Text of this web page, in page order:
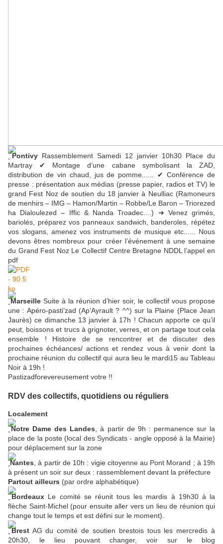
Pontivy Rassemblement Samedi 12 janvier 10h30 Place du
Martray ✔ Montage d’une cabane symbolisant la ZAD,
distribution de vin chaud, jus de pomme...... ✔ Conférence de
presse : présentation aux médias (presse papier, radios et TV) le
grand Fest Noz de soutien du 18 janvier à Neulliac (Ramoneurs
de menhirs – IMG – Hamon/Martin – Robbe/Le Baron – Triorezed
ha Dialoulezed – Iffic & Nanda Troadec....) ➔ Venez grimés,
bariolés, préparez vos panneaux sandwich, banderoles, répétez
vos slogans, amenez vos instruments de musique etc...... Nous
devons êtres nombreux pour créer l’événement à une semaine
du Grand Fest Noz Le Collectif Centre Bretagne NDDL l’appel en
pdf
Marseille Suite à la réunion d’hier soir, le collectif vous propose
une : Apéro-pasti’zad (Ap’Ayrault ? ^^) sur la Plaine (Place Jean
Jaurès) ce dimanche 13 janvier à 17h ! Chacun apporte ce qu’il
peut, boissons et trucs à grignoter, verres, et on partage tout cela
ensemble ! Histoire de se rencontrer et de discuter des
prochaines échéances/ actions et rendez vous à venir dont la
prochaine réunion du collectif qui aura lieu le mardi15 au Tableau
Noir à 19h !
Pastizadforevereusement votre !!
RDV des collectifs, quotidiens ou réguliers
Localement
Notre Dame des Landes , à partir de 9h : permanence sur la
place de la poste (local des Syndicats - angle opposé à la Mairie)
pour déplacement sur la zone
Nantes , à partir de 10h : vigie citoyenne au Pont Morand ; à 19h
à présent un soir sur deux : rassemblement devant la préfecture
Partout ailleurs (par ordre alphabétique)
Bordeaux Le comité se réunit tous les mardis à 19h30 à la
flèche Saint-Michel (pour ensuite aller vers un lieu de réunion qui
change tout le temps et est défini sur le moment).
BrestAG du comité de soutien brestois tous les mercredis à
20h30, le lieu pouvant changer, voir sur le blog